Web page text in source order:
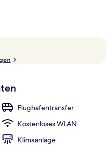
Dieses Hotel im luxuriösen
Loungebar, einen rund um die
einen Whirlpool.
Flughafentransfer
Kostenloses WLAN
Klimaanlage